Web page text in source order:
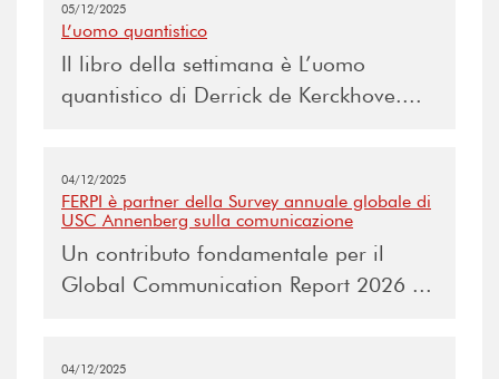
05/12/2025
L’uomo quantistico
Il libro della settimana è L’uomo
quantistico di Derrick de Kerckhove....
04/12/2025
FERPI è partner della Survey annuale globale di
USC Annenberg sulla comunicazione
Un contributo fondamentale per il
Global Communication Report 2026 ...
04/12/2025